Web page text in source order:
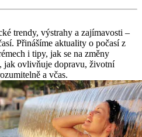
trendy, výstrahy a zajímavosti –
Přinášíme aktuality o počasí z
i tipy, jak se na změny
jak ovlivňuje dopravu, životní
a včas.